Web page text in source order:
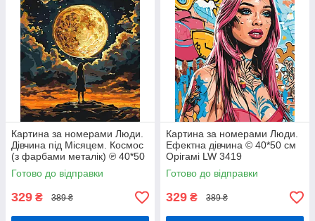
Картина за номерами Люди.
Дівчина під Місяцем. Космос
(з фарбами металік) ℗ 40*50
см Орігамі LW 3401
Готово до відправки
329 ₴ 389 ₴
Картина за номерами Люди.
Ефектна дівчина © 40*50 см
Орігамі LW 3419
Готово до відправки
329 ₴ 389 ₴